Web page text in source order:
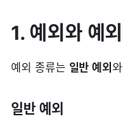
1. 예외와 예
예외 종류는 일반 예외
일반 예외